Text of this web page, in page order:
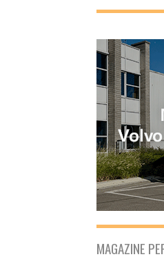
MAGAZINE